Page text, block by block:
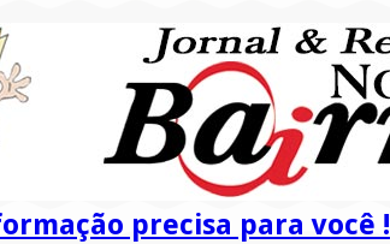
precisa para você !